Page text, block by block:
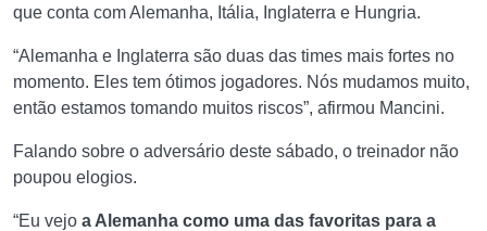
que conta com Alemanha, Itália, Inglaterra e Hungria.
“Alemanha e Inglaterra são duas das times mais fortes no
momento. Eles tem ótimos jogadores. Nós mudamos muito,
então estamos tomando muitos riscos”, afirmou Mancini.
Falando sobre o adversário deste sábado, o treinador não
poupou elogios.
“Eu vejo a Alemanha como uma das favoritas para a